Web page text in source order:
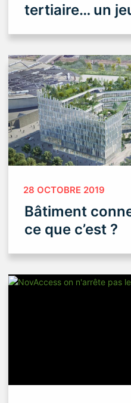
tertiaire… un
28 OCTOBRE 2019
Bâtiment
ce que c’est ?